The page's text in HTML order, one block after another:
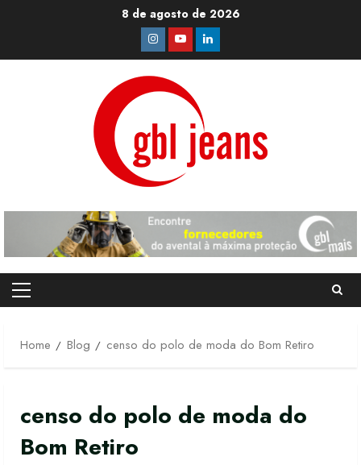
8 de agosto de 2026
Instagram
YoutubeLinkedin
Primary
Home
Blog censo do polo de moda do Bom Retiro
censo do polo de moda do
Bom Retiro